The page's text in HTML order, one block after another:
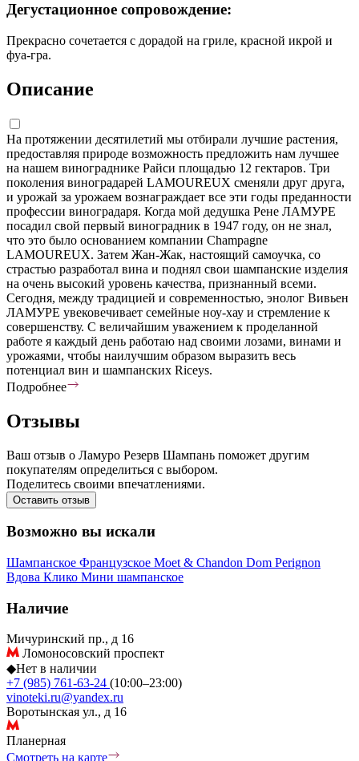
Дегустационное сопровождение:
Прекрасно сочетается с дорадой на гриле, красной икрой и
фуа-гра.
Описание
На протяжении десятилетий мы отбирали лучшие растения,
предоставляя природе возможность предложить нам лучшее
на нашем винограднике Райси площадью 12 гектаров. Три
поколения виноградарей LAMOUREUX сменяли друг друга,
и урожай за урожаем вознаграждает все эти годы преданности
профессии виноградаря. Когда мой дедушка Рене ЛАМУРЕ
посадил свой первый виноградник в 1947 году, он не знал,
что это было основанием компании Champagne
LAMOUREUX. Затем Жан-Жак, настоящий самоучка, со
страстью разработал вина и поднял свои шампанские изделия
на очень высокий уровень качества, признанный всеми.
Сегодня, между традицией и современностью, энолог Вивьен
ЛАМУРЕ увековечивает семейные ноу-хау и стремление к
совершенству. С величайшим уважением к проделанной
работе я каждый день работаю над своими лозами, винами и
урожаями, чтобы наилучшим образом выразить весь
потенциал вин и шампанских Riceys.
Подробнее
Отзывы
Ваш отзыв о Ламуро Резерв Шампань поможет другим
покупателям определиться с выбором.
Поделитесь своими впечатлениями.
Оставить отзыв
Возможно вы искали
Шампанское Французское Moet & Chandon Dom Perignon
Вдова Клико Мини шампанское
Наличие
Мичуринский пр., д 16
Ломоносовский проспект
◆Нет в наличии
+7 (985) 761-63-24 (10:00–23:00)
vinoteki.ru@yandex.ru
Воротынская ул., д 16
Планерная
Смотреть на карте